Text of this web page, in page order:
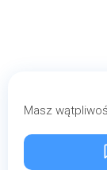
Masz